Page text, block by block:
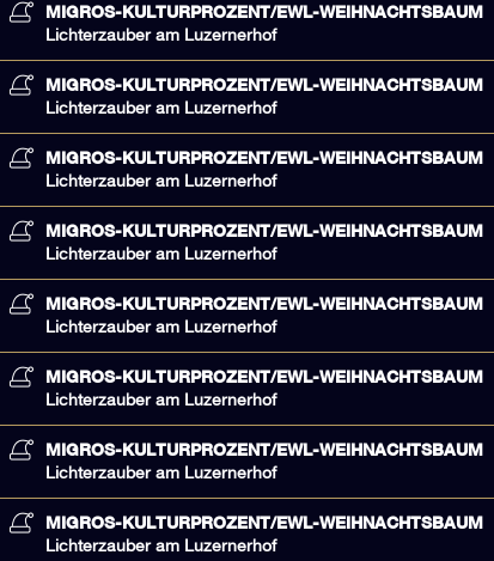
MIGROS-KULTURPROZENT/EWL-WEIHNACHTSBAUM
Lichterzauber am Luzernerhof
MIGROS-KULTURPROZENT/EWL-WEIHNACHTSBAUM
Lichterzauber am Luzernerhof
MIGROS-KULTURPROZENT/EWL-WEIHNACHTSBAUM
Lichterzauber am Luzernerhof
MIGROS-KULTURPROZENT/EWL-WEIHNACHTSBAUM
Lichterzauber am Luzernerhof
MIGROS-KULTURPROZENT/EWL-WEIHNACHTSBAUM
Lichterzauber am Luzernerhof
MIGROS-KULTURPROZENT/EWL-WEIHNACHTSBAUM
Lichterzauber am Luzernerhof
MIGROS-KULTURPROZENT/EWL-WEIHNACHTSBAUM
Lichterzauber am Luzernerhof
MIGROS-KULTURPROZENT/EWL-WEIHNACHTSBAUM
Lichterzauber am Luzernerhof